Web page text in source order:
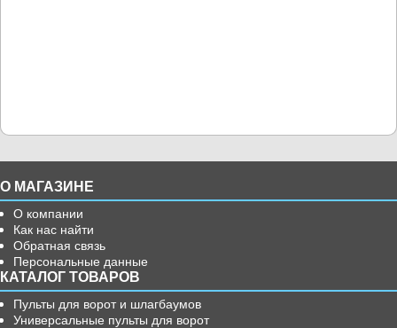
О МАГАЗИНЕ
О компании
Как нас найти
Обратная связь
Персональные данные
КАТАЛОГ ТОВАРОВ
Пульты для ворот и шлагбаумов
Универсальные пульты для ворот